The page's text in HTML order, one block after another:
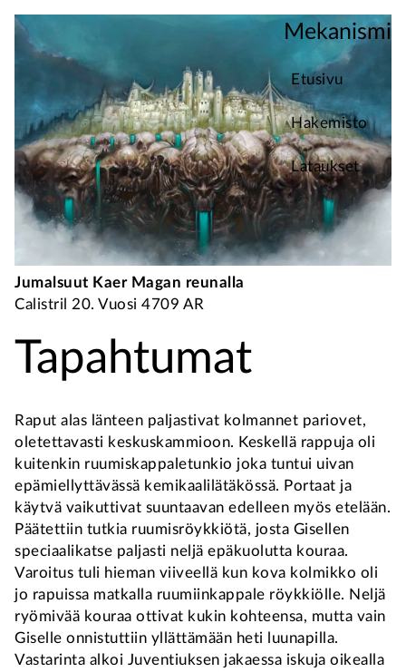
Mekanismi
Etusivu
Hakemisto
Lataukset
Jumalsuut Kaer Magan reunalla
Calistril 20. Vuosi 4709 AR
Tapahtumat
Raput alas länteen paljastivat kolmannet pariovet,
oletettavasti keskuskammioon. Keskellä rappuja oli
kuitenkin ruumiskappaletunkio joka tuntui uivan
epämiellyttävässä kemikaalilätäkössä. Portaat ja
käytvä vaikuttivat suuntaavan edelleen myös etelään.
Päätettiin tutkia ruumisröykkiötä, josta Gisellen
speciaalikatse paljasti neljä epäkuolutta kouraa.
Varoitus tuli hieman viiveellä kun kova kolmikko oli
jo rapuissa matkalla ruumiinkappale röykkiölle. Neljä
ryömivää kouraa ottivat kukin kohteensa, mutta vain
Giselle onnistuttiin yllättämään heti luunapilla.
Vastarinta alkoi Juventiuksen jakaessa iskuja oikealla